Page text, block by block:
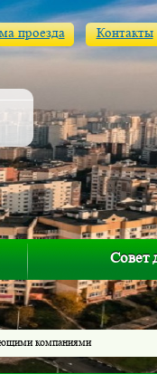
проезда Контакты
Совет
компаниями